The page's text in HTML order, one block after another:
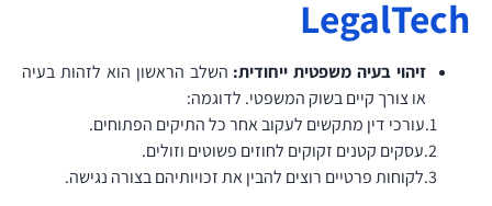
LegalTech
זיהוי בעיה משפטית ייחודית: השלב הראשון הוא לזהות בעיה
או צורך קיים בשוק המשפטי. לדוגמה: